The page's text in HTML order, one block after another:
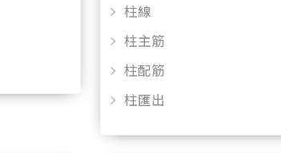
柱線
柱主筋
柱配筋
柱匯出